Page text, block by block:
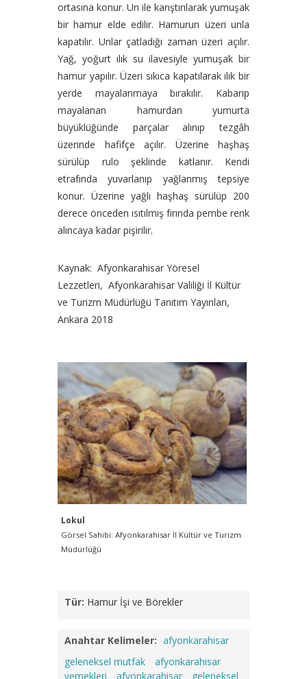
ortasına konur. Un ile karıştırılarak yumuşak
bir hamur elde edilir. Hamurun üzeri unla
kapatılır. Unlar çatladığı zaman üzeri açılır.
Yağ, yoğurt ılık su ilavesiyle yumuşak bir
hamur yapılır. Üzeri sıkıca kapatılarak ılık bir
yerde mayalanmaya bırakılır. Kabarıp
mayalanan hamurdan yumurta
büyüklüğünde parçalar alınıp tezgâh
üzerinde hafifçe açılır. Üzerine haşhaş
sürülüp rulo şeklinde katlanır. Kendi
etrafında yuvarlanıp yağlanmış tepsiye
konur. Üzerine yağlı haşhaş sürülüp 200
derece önceden ısıtılmış fırında pembe renk
alıncaya kadar pişirilir.
Kaynak: Afyonkarahisar Yöresel
Lezzetleri, Afyonkarahisar Valiliği İl Kültür
ve Turizm Müdürlüğü Tanıtım Yayınları,
Ankara 2018
Lokul
Görsel Sahibi: Afyonkarahisar İl Kültür ve Turizm
Müdürlüğü
Tür: Hamur İşi ve Börekler
Anahtar Kelimeler: afyonkarahisar
geleneksel mutfak
afyonkarahisar
yemekleri
afyonkarahisar
geleneksel